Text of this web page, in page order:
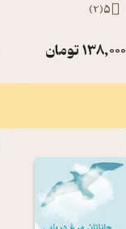
5
(
2
)
138,000تومان